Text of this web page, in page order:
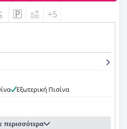
+5
Εξωτερική Πισίνα
περισσότερα